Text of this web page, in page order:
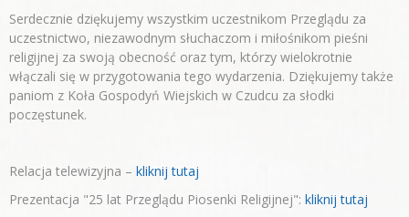
Serdecznie dziękujemy wszystkim uczestnikom Przeglądu za
uczestnictwo, niezawodnym słuchaczom i miłośnikom pieśni
religijnej za swoją obecność oraz tym, którzy wielokrotnie
włączali się w przygotowania tego wydarzenia. Dziękujemy także
paniom z Koła Gospodyń Wiejskich w Czudcu za słodki
poczęstunek.
Relacja telewizyjna – kliknij tutaj
Prezentacja "25 lat Przeglądu Piosenki Religijnej": kliknij tutaj